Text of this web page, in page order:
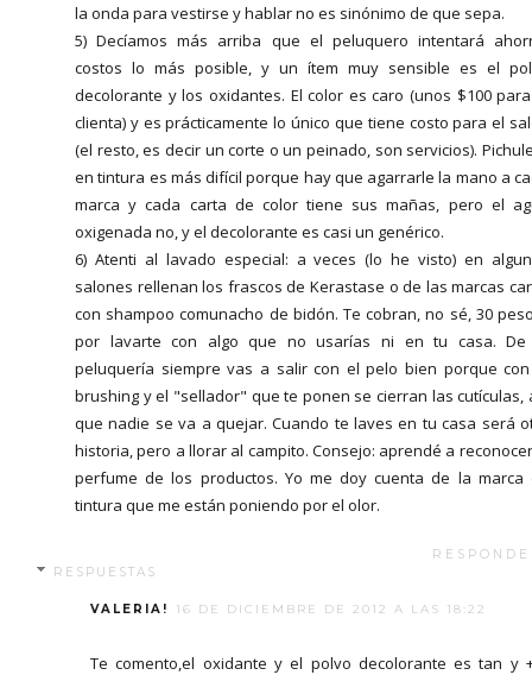
la onda para vestirse y hablar no es sinónimo de que sepa.
5) Decíamos más arriba que el peluquero intentará
costos lo más posible, y un ítem muy sensible es el
decolorante y los oxidantes. El color es caro (unos $100
clienta) y es prácticamente lo único que tiene costo para el
(el resto, es decir un corte o un peinado, son servicios).
en tintura es más difícil porque hay que agarrarle la mano a
marca y cada carta de color tiene sus mañas, pero el
oxigenada no, y el decolorante es casi un genérico.
6) Atenti al lavado especial: a veces (lo he visto) en
salones rellenan los frascos de Kerastase o de las marcas
con shampoo comunacho de bidón. Te cobran, no sé, 30
por lavarte con algo que no usarías ni en tu casa.
peluquería siempre vas a salir con el pelo bien porque
brushing y el "sellador" que te ponen se cierran las cutículas,
que nadie se va a quejar. Cuando te laves en tu casa será
historia, pero a llorar al campito. Consejo: aprendé a
perfume de los productos. Yo me doy cuenta de la marca
tintura que me están poniendo por el olor.
RESPUESTAS
VALERIA! 16 DE DICIEMBRE DE 2012 A LAS 18:22
Te comento,el oxidante y el polvo decolorante es tan y